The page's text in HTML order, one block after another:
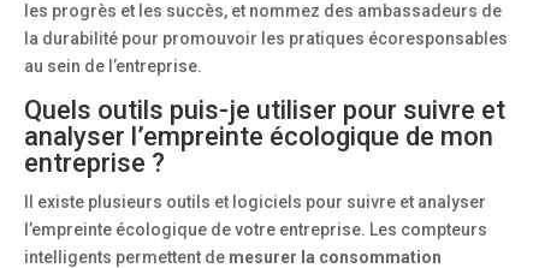
les progrès et les succès, et nommez des ambassadeurs de
la durabilité pour promouvoir les pratiques écoresponsables
au sein de l’entreprise.
Quels outils puis-je utiliser pour suivre et
analyser l’empreinte écologique de mon
entreprise ?
Il existe plusieurs outils et logiciels pour suivre et analyser
l’empreinte écologique de votre entreprise. Les compteurs
intelligents permettent de mesurer la consommation